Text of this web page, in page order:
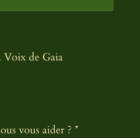
Voix de Gaia
vous aider ? *